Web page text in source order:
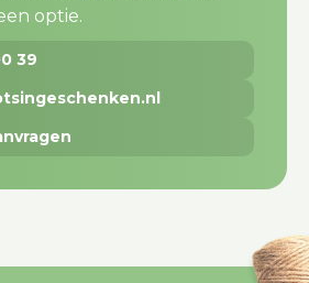
optie.
39